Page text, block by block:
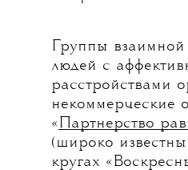
Группы
людей с
расстройствами
некоммерческие
«Партнерство
(широко
кругах